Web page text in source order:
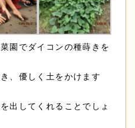
園でダイコンの種蒔きを
、優しく土をかけます
出してくれることでしょ